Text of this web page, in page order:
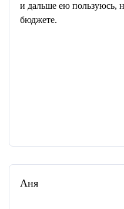
и дальше ею пользуюсь,
бюджете.
Аня